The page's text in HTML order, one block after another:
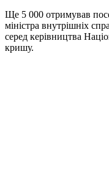
Ще 5 000 отримував
міністра внутрішніх
серед керівництва
кришу.